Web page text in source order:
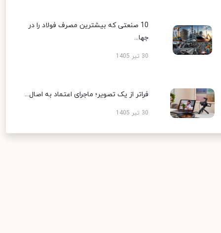
10 صنعتی که بیشترین مصرف فولاد را در
جها...
30 تیر 1405
فراتر از یک تصویر؛ ماجرای اعتماد به اصال...
30 تیر 1405